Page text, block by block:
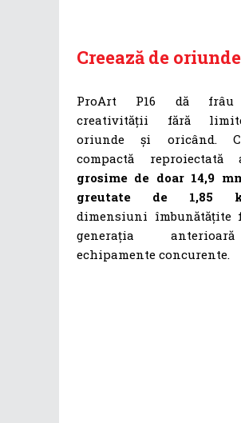
Creează de oriunde
ProArt P16 dă
creativității fără
oriunde și oricând.
compactă
grosime de doar 14,9
greutate de 1,85
dimensiuni îmbunătățite
generația
echipamente concurente.